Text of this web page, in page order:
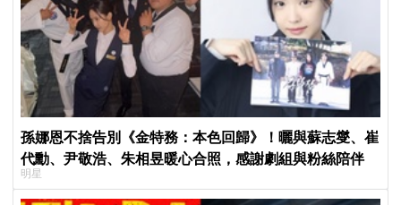
孫娜恩不捨告別《金特務：本色回歸》！曬與蘇志燮、崔
代勳、尹敬浩、朱相昱暖心合照，感謝劇組與粉絲陪伴
明星